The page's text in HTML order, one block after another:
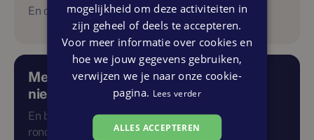
En ontdek altijd en overal het laatste aanbod.
Meld je aan voor de landelijke
nieuwsbrief
En blijf zo op de hoogte van alle ontwikkelingen
rondom nieuwbouw in Nederland.
mogelijkheid om deze activiteiten in
zijn geheel of deels te accepteren.
Voor meer informatie over cookies en
hoe we jouw gegevens gebruiken,
verwijzen we je naar onze cookie-
pagina. Lees verder
ALLES ACCEPTEREN